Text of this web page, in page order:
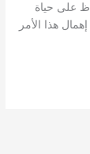
على حياة
هذا الأمر